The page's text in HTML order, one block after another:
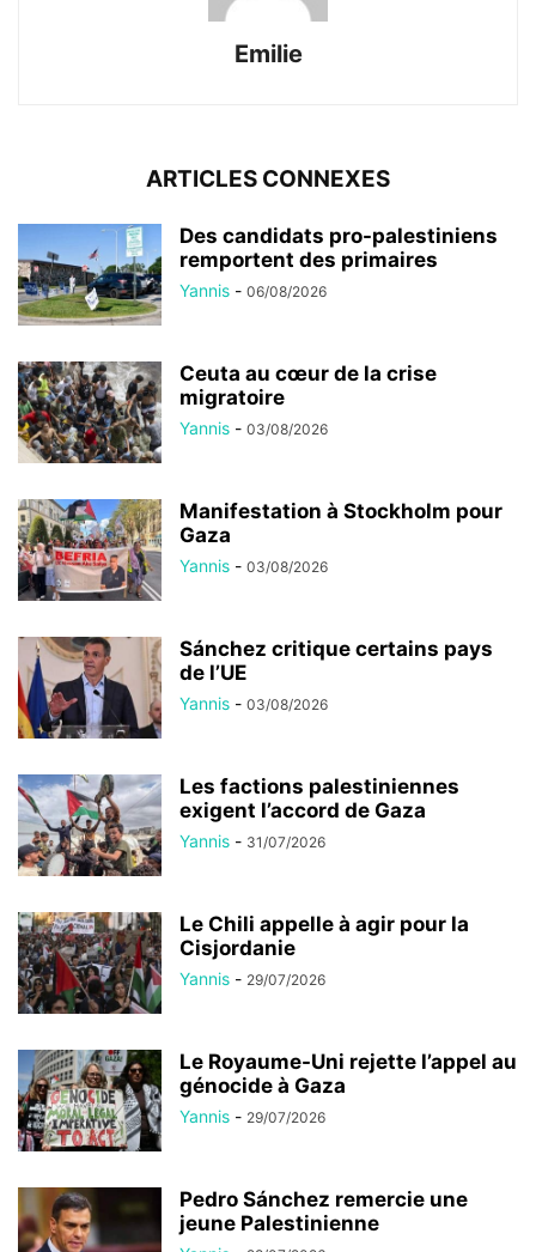
Emilie
ARTICLES CONNEXES
Des candidats pro-palestiniens
remportent des primaires
Yannis - 06/08/2026
Ceuta au cœur de la crise
migratoire
Yannis - 03/08/2026
Manifestation à Stockholm pour
Gaza
Yannis - 03/08/2026
Sánchez critique certains pays
de l’UE
Yannis - 03/08/2026
Les factions palestiniennes
exigent l’accord de Gaza
Yannis - 31/07/2026
Le Chili appelle à agir pour la
Cisjordanie
Yannis - 29/07/2026
Le Royaume-Uni rejette l’appel au
génocide à Gaza
Yannis - 29/07/2026
Pedro Sánchez remercie une
jeune Palestinienne